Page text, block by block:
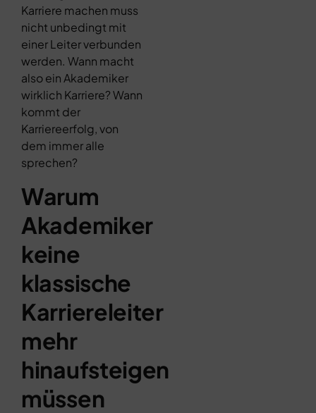
Karriere machen muss
nicht unbedingt mit
einer Leiter verbunden
werden. Wann macht
also ein Akademiker
wirklich Karriere? Wann
kommt der
Karriereerfolg, von
dem immer alle
sprechen?
Warum
Akademiker
keine
klassische
Karriereleiter
mehr
hinaufsteigen
müssen